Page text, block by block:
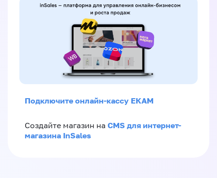
Подключите онлайн-кассу ЕКАМ
Создайте магазин на CMS для интернет-
магазина InSales